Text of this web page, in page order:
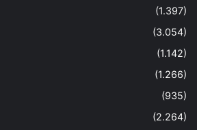
(1.397)
(3.054)
(1.142)
(1.266)
(935)
(2.264)